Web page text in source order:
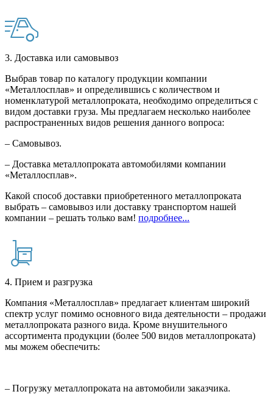
3. Доставка или самовывоз
Выбрав товар по каталогу продукции компании
«Металлосплав» и определившись с количеством и
номенклатурой металлопроката, необходимо определиться с
видом доставки груза. Мы предлагаем несколько наиболее
распространенных видов решения данного вопроса:
– Самовывоз.
– Доставка металлопроката автомобилями компании
«Металлосплав».
Какой способ доставки приобретенного металлопроката
выбрать – самовывоз или доставку транспортом нашей
компании – решать только вам! подробнее...
4. Прием и разгрузка
Компания «Металлосплав» предлагает клиентам широкий
спектр услуг помимо основного вида деятельности – продажи
металлопроката разного вида. Кроме внушительного
ассортимента продукции (более 500 видов металлопроката)
мы можем обеспечить:
– Погрузку металлопроката на автомобили заказчика.